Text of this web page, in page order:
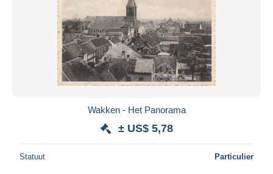
Wakken - Het Panorama
± US$ 5,78
Statuut Particulier